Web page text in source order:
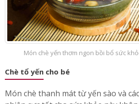
Món chè yến thơm ngon bồi bổ sức
Chè tổ yến cho bé
Món chè thanh mát từ yến sào và